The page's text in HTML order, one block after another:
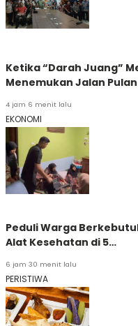
Ketika “Darah Juang”
Menemukan Jalan
4 jam 6 menit lalu
EKONOMI
Peduli Warga
Alat Kesehatan di 5…
6 jam 30 menit lalu
PERISTIWA